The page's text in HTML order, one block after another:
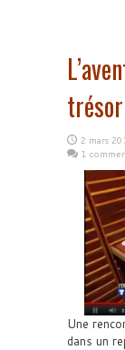
2 mars
1
Une
dans un